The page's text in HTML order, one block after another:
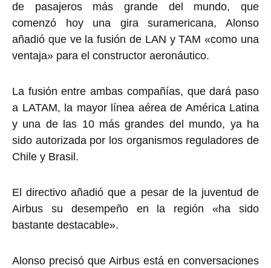
de pasajeros más grande del mundo, que
comenzó hoy una gira suramericana, Alonso
añadió que ve la fusión de LAN y TAM «como una
ventaja» para el constructor aeronáutico.
La fusión entre ambas compañías, que dará paso
a LATAM, la mayor línea aérea de América Latina
y una de las 10 más grandes del mundo, ya ha
sido autorizada por los organismos reguladores de
Chile y Brasil.
El directivo añadió que a pesar de la juventud de
Airbus su desempeño en la región «ha sido
bastante destacable».
Alonso precisó que Airbus está en conversaciones